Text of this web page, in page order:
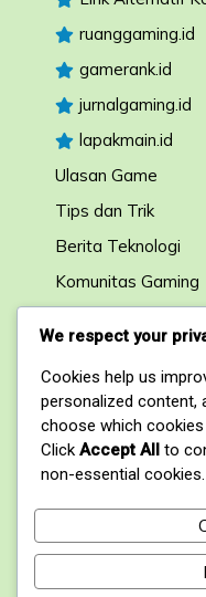
ruanggaming.id
gamerank.id
jurnalgaming.id
lapakmain.id
Ulasan Game
Tips dan Trik
Berita Teknologi
Komunitas Gaming
Kontak
1, My Address,
USA
+1234567890
We respect your
Cookies help us
personalized content,
choose which
Click Accept All to
non-essential cookies.